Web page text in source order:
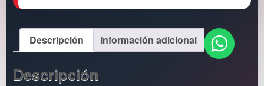
Descripción Información adicional
Descripción